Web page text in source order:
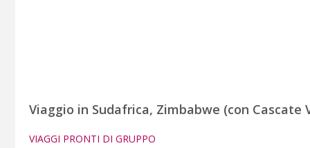
Viaggio in Sudafrica, Zimbabwe (con
VIAGGI PRONTI DI GRUPPO